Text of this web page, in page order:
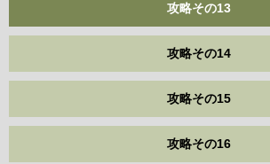
攻略その13
攻略その14
攻略その15
攻略その16